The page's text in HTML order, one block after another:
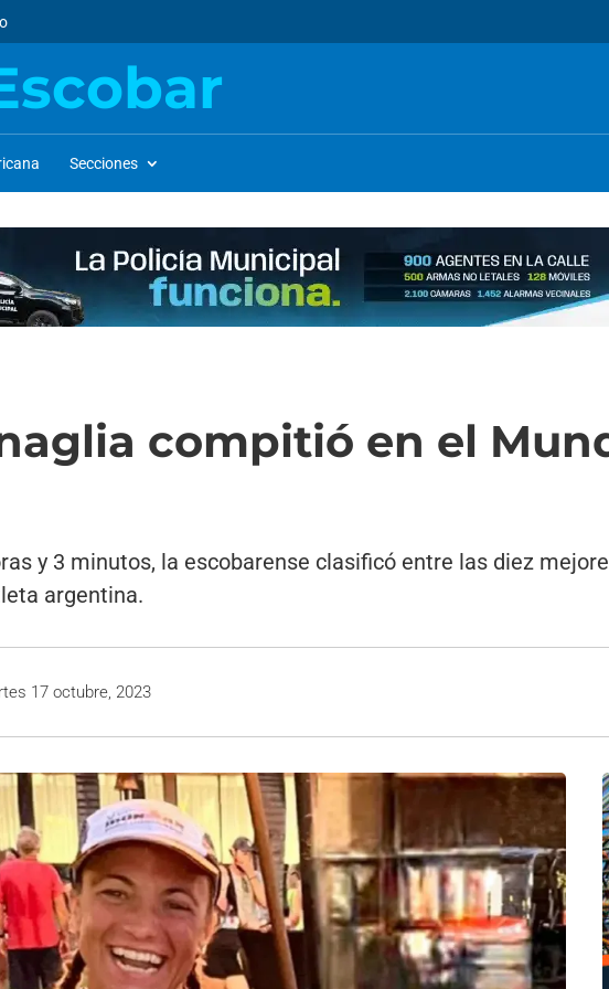
Secciones
compitió en el
y 3 minutos, la escobarense clasificó entre las diez
argentina.
17 octubre, 2023